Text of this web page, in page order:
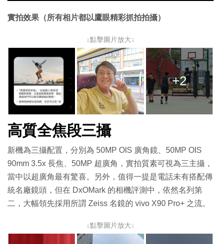
實拍效果（所有相片都以鷹眼精彩抓拍拍攝）
↓點擊圖片放大↓
+2
高質全焦段三攝
新機為三攝配置，分別為 50MP OIS 廣角鏡、50MP OIS
90mm 3.5x 長焦、50MP 超廣角，實拍質素可視為三主攝，
當中以超廣角最有驚喜。另外，值得一提是電話未有搭配傳
統名廠鏡頭，但在 DxOMark 的相機評測中，依然名列第
二，大幅領先採用所謂 Zeiss 名鏡的 vivo X90 Pro+ 之流。
↓點擊圖片放大↓